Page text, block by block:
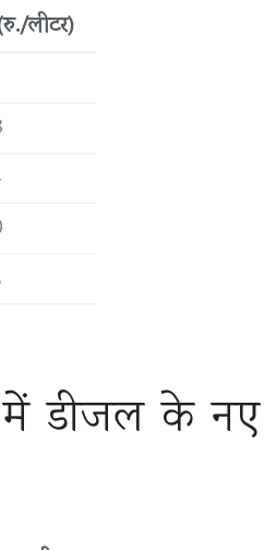
लीटर)
में डीजल के नए